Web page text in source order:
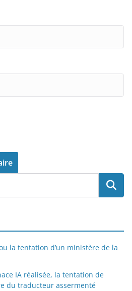
la tentation d’un ministère de la
IA réalisée, la tentation de
du traducteur assermenté